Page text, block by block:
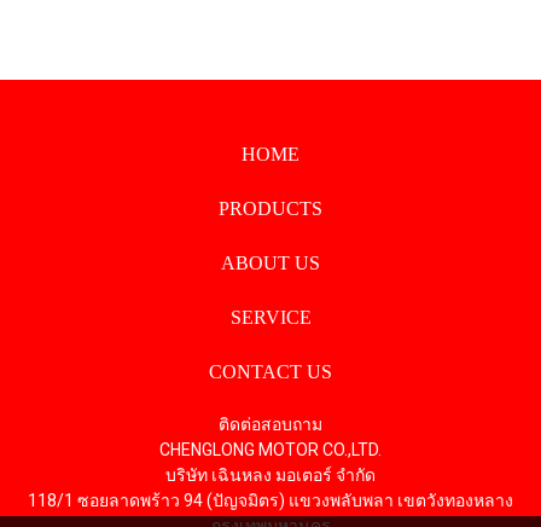
HOME
PRODUCTS
ABOUT US
SERVICE
CONTACT US
ติดต่อสอบถาม
CHENGLONG MOTOR CO.,LTD.
บริษัท เฉินหลง มอเตอร์ จำกัด
118/1 ซอยลาดพร้าว 94 (ปัญจมิตร) แขวงพลับพลา เขตวังทองหลาง